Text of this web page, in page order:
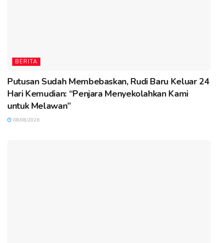
BERITA
Putusan Sudah Membebaskan, Rudi Baru Keluar 24
Hari Kemudian: “Penjara Menyekolahkan Kami
untuk Melawan”
08/08/2026